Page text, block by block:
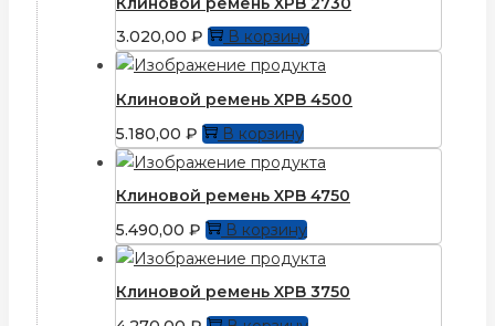
3.020,00 ₽ В корзину
Клиновой ремень XPB 4500
5.180,00 ₽ В корзину
Клиновой ремень XPB 4750
5.490,00 ₽ В корзину
Клиновой ремень XPB 3750